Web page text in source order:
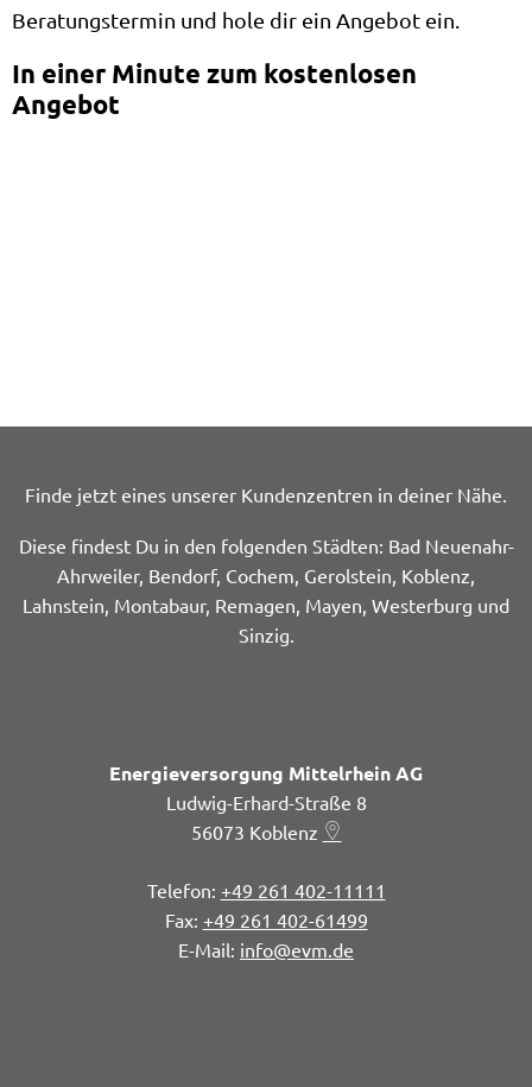
Beratungstermin und hole dir ein Angebot ein.
In einer Minute zum kostenlosen
Angebot
Finde jetzt eines unserer Kundenzentren in deiner Nähe.
Diese findest Du in den folgenden Städten: Bad Neuenahr-
Ahrweiler, Bendorf, Cochem, Gerolstein, Koblenz,
Lahnstein, Montabaur, Remagen, Mayen, Westerburg und
Sinzig.
Energieversorgung Mittelrhein AG
Ludwig-Erhard-Straße 8
56073 Koblenz
+49 261 402-11111
+49 261 402-61499
info@evm.de